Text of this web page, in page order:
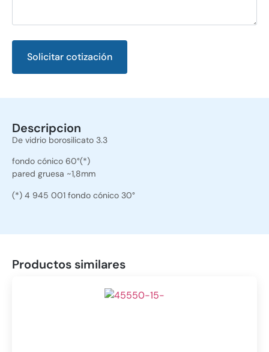
Solicitar cotización
Descripcion
De vidrio borosilicato 3.3
fondo cónico 60°(*)
pared gruesa ~1,8mm
(*) 4 945 001 fondo cónico 30°
Productos similares